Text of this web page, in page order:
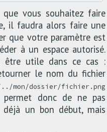
vous souhaitez faire
il faudra alors faire une
que votre paramètre est
à un espace autorisé.
utile dans ce cas :
le nom du fichier
mon/dossier/fichier.png
permet donc de ne pas
déjà un bon début, mais